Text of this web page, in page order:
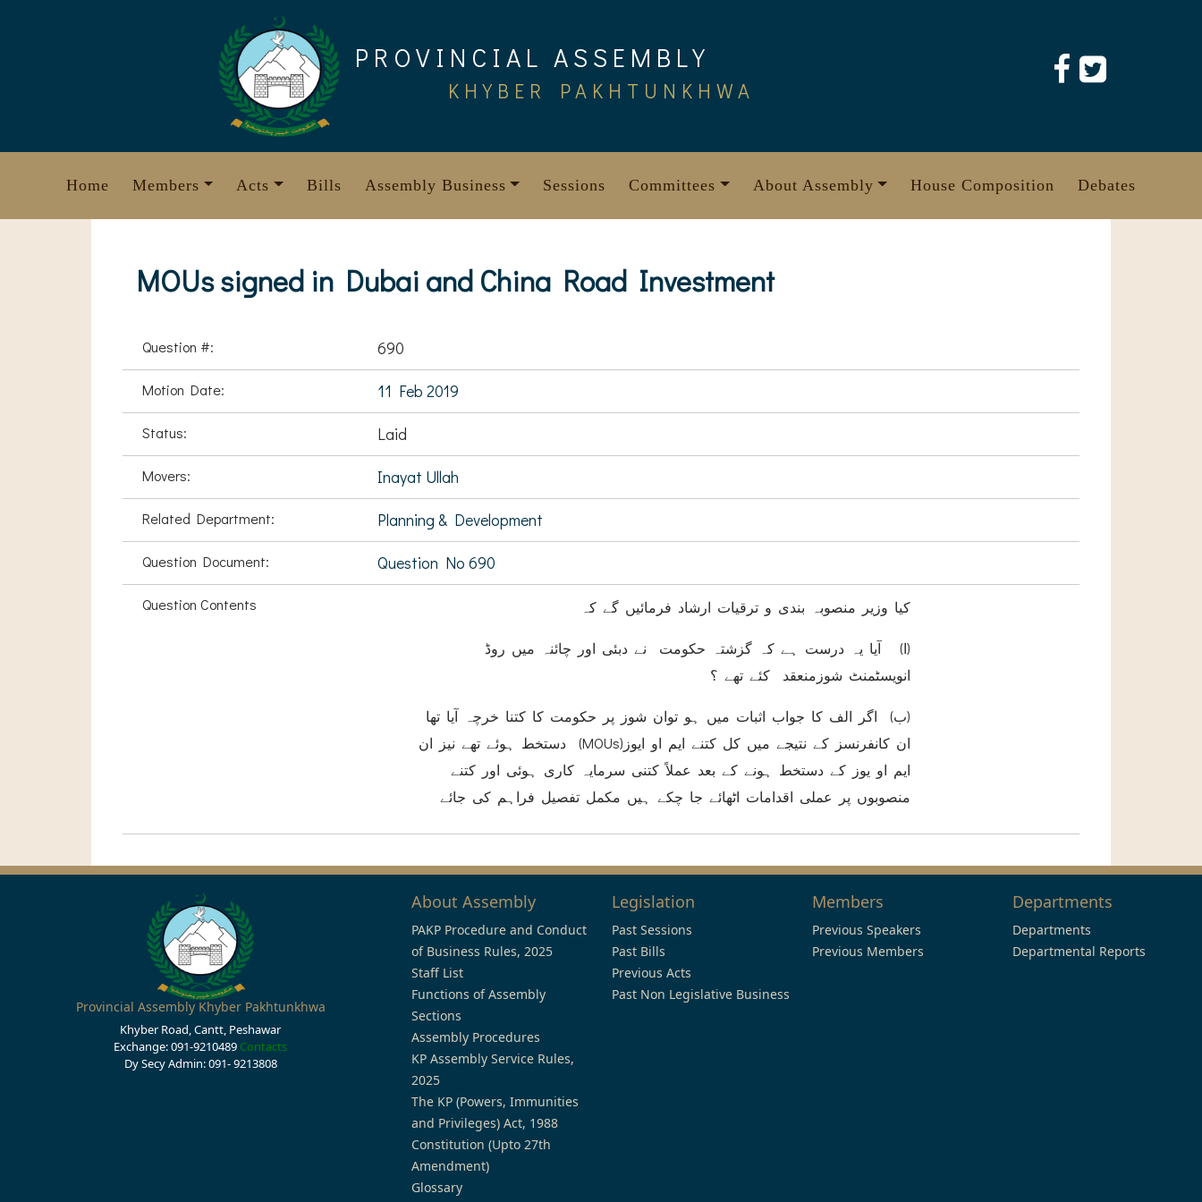
PROVINCIAL ASSEMBLY
KHYBER PAKHTUNKHWA
Home Members Acts Bills Assembly Business Sessions Committees About Assembly House Composition Debates
MOUs signed in Dubai and China Road Investment
Question #: 690
Motion Date: 11 Feb 2019
Status: Laid
Movers: Inayat Ullah
Related Department: Planning & Development
Question Document: Question No 690
Question Contents کیا وزیر منصوبہ بندی و ترقیات ارشاد فرمائیں گے کہ
(ا) آیا یہ درست ہے کہ گزشتہ حکومت نے دبئی اور چائنہ میں روڈ
انویسٹمنٹ شوزمنعقد کئے تھے ؟
(ب) اگر الف کا جواب اثبات میں ہو توان شوز پر حکومت کا کتنا خرچہ آیا تھا
ان کانفرنسز کے نتیجے میں کل کتنے ایم او ایوز(MOUs) دستخط ہوئے تھے نیز ان
ایم او یوز کے دستخط ہونے کے بعد عملاً کتنی سرمایہ کاری ہوئی اور کتنے
منصوبوں پر عملی اقدامات اٹھائے جا چکے ہیں مکمل تفصیل فراہم کی جائے
Provincial Assembly Khyber Pakhtunkhwa
Khyber Road, Cantt, Peshawar
Exchange: 091-9210489 Contacts
Dy Secy Admin: 091- 9213808
About Assembly
PAKP Procedure and Conduct
of Business Rules, 2025
Staff List
Functions of Assembly
Sections
Assembly Procedures
KP Assembly Service Rules,
2025
The KP (Powers, Immunities
and Privileges) Act, 1988
Constitution (Upto 27th
Amendment)
Glossary
Legislation
Past Sessions
Past Bills
Previous Acts
Past Non Legislative Business
Members
Previous Speakers
Previous Members
Departments
Departments
Departmental Reports